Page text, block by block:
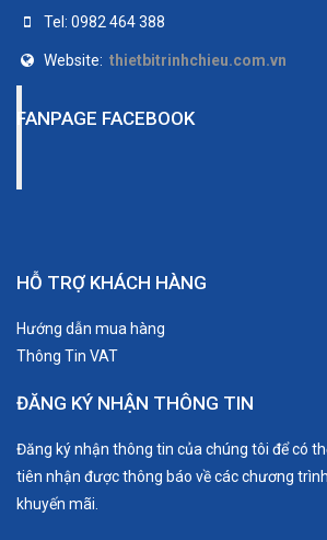
Cân chỉnh thủ công
Lưu vị trí ống kính
Tel: 0982 464 388
Website: thietbitrinhchieu.com.vn
FANPAGE FACEBOOK
HỖ TRỢ KHÁCH HÀNG
Hướng dẫn mua hàng
Thông Tin VAT
ĐĂNG KÝ NHẬN THÔNG TIN
Đăng ký nhận thông tin của chúng tôi để có
tiên nhận được thông báo về các chương
khuyến mãi.